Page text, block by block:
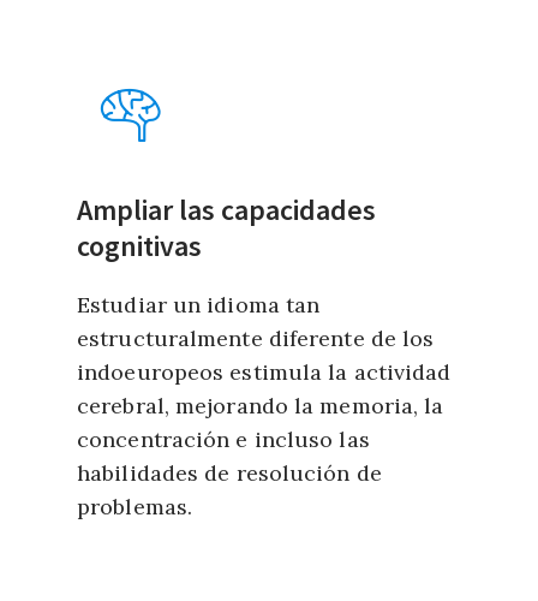
Ampliar las capacidades
cognitivas
Estudiar un idioma tan
estructuralmente diferente de los
indoeuropeos estimula la actividad
cerebral, mejorando la memoria, la
concentración e incluso las
habilidades de resolución de
problemas.